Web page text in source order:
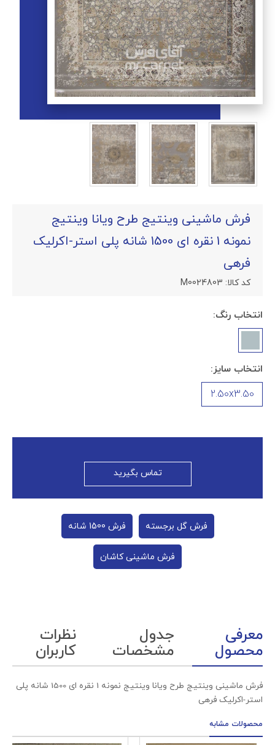
فرش ماشینی وینتیج طرح ویانا وینتیج
نمونه 1 نقره ای 1500 شانه پلی استر-اکرلیک
فرهی
کد کالا: M0024803
انتخاب رنگ:
انتخاب سایز:
2.50x3.50
تماس بگیرید
فرش گل برجسته فرش 1500 شانه
فرش ماشینی کاشان
معرفی
محصول
جدول
مشخصات
نظرات
کاربران
فرش ماشینی وینتیج طرح ویانا وینتیج نمونه 1 نقره ای 1500 شانه پلی
استر-اکرلیک فرهی
محصولات مشابه